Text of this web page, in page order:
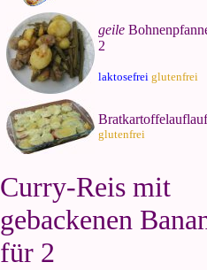
geile
2
laktosefrei glutenfrei
Bratkartoffelauflauf
glutenfrei
Curry-Reis mit
gebackenen
für 2